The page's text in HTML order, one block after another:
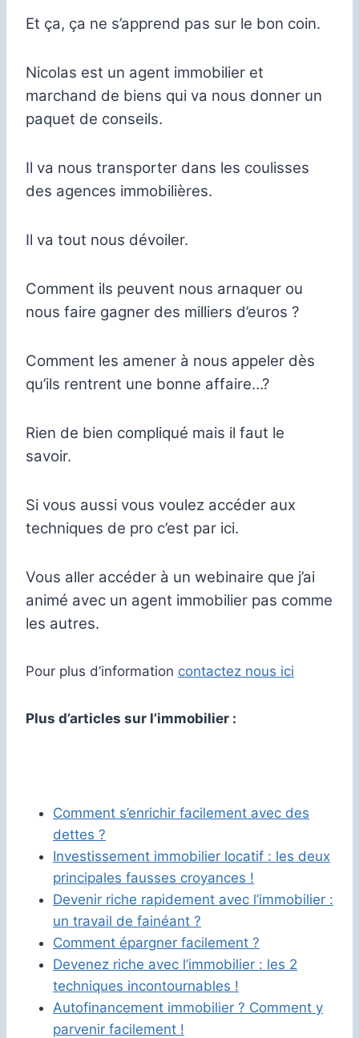
Et ça, ça ne s’apprend pas sur le bon coin.
Nicolas est un agent immobilier et
marchand de biens qui va nous donner un
paquet de conseils.
Il va nous transporter dans les coulisses
des agences immobilières.
Il va tout nous dévoiler.
Comment ils peuvent nous arnaquer ou
nous faire gagner des milliers d’euros ?
Comment les amener à nous appeler dès
qu’ils rentrent une bonne affaire…?
Rien de bien compliqué mais il faut le
savoir.
Si vous aussi vous voulez accéder aux
techniques de pro c’est par ici.
Vous aller accéder à un webinaire que j’ai
animé avec un agent immobilier pas comme
les autres.
Pour plus d’information contactez nous ici
Plus d’articles sur l’immobilier :
Comment s’enrichir facilement avec des
dettes ?
Investissement immobilier locatif : les deux
principales fausses croyances !
Devenir riche rapidement avec l’immobilier :
un travail de fainéant ?
Comment épargner facilement ?
Devenez riche avec l’immobilier : les 2
techniques incontournables !
Autofinancement immobilier ? Comment y
parvenir facilement !